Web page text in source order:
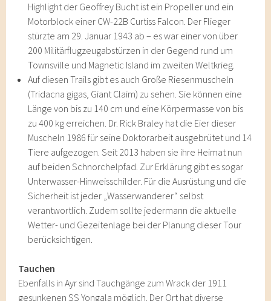
Highlight der Geoffrey Bucht ist ein Propeller und ein
Motorblock einer CW-22B Curtiss Falcon. Der Flieger
stürzte am 29. Januar 1943 ab – es war einer von über
200 Militärflugzeugabstürzen in der Gegend rund um
Townsville und Magnetic Island im zweiten Weltkrieg.
Auf diesen Trails gibt es auch Große Riesenmuscheln
(Tridacna gigas, Giant Claim) zu sehen. Sie können eine
Länge von bis zu 140 cm und eine Körpermasse von bis
zu 400 kg erreichen. Dr. Rick Braley hat die Eier dieser
Muscheln 1986 für seine Doktorarbeit ausgebrütet und 14
Tiere aufgezogen. Seit 2013 haben sie ihre Heimat nun
auf beiden Schnorchelpfad. Zur Erklärung gibt es sogar
Unterwasser-Hinweisschilder. Für die Ausrüstung und die
Sicherheit ist jeder „Wasserwanderer“ selbst
verantwortlich. Zudem sollte jedermann die aktuelle
Wetter- und Gezeitenlage bei der Planung dieser Tour
berücksichtigen.
Tauchen
Ebenfalls in Ayr sind Tauchgänge zum Wrack der 1911
gesunkenen SS Yongala möglich. Der Ort hat diverse